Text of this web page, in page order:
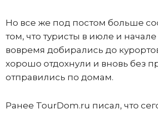
Но все же под постом больше
том, что туристы в июле и начале
вовремя добирались до
хорошо отдохнули и вновь без
отправились по домам.
Ранее TourDom.ru писал, что